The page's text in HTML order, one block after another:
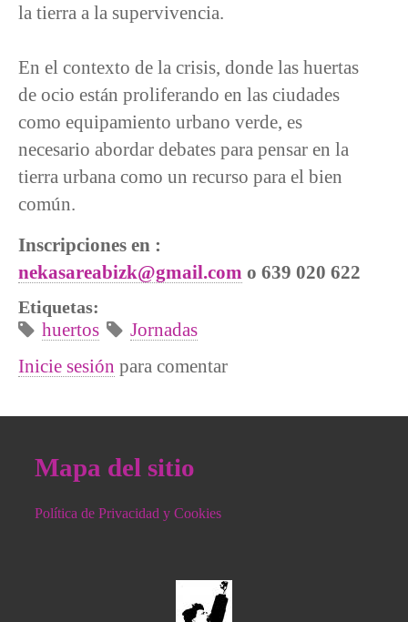
la tierra a la supervivencia.
En el contexto de la crisis, donde las huertas
de ocio están proliferando en las ciudades
como equipamiento urbano verde, es
necesario abordar debates para pensar en la
tierra urbana como un recurso para el bien
común.
Inscripciones en :
nekasareabizk@gmail.com o 639 020 622
Etiquetas:
huertos
Jornadas
Inicie sesión para comentar
Mapa del sitio
Política de Privacidad y Cookies